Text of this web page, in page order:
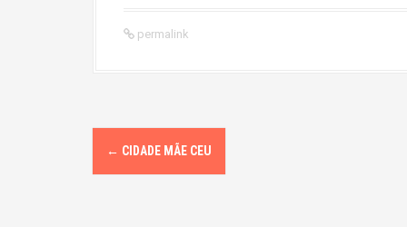
permalink
P
o
← CIDADE MÃE CEU